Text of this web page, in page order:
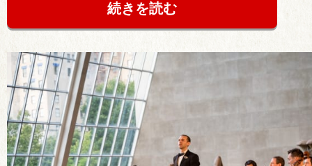
続きを読む